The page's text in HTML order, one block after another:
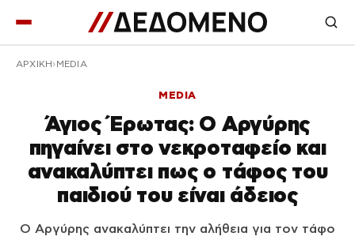
ΑΡΧΙΚΉ MEDIA
MEDIA
Άγιος Έρωτας: Ο Αργύρης
πηγαίνει στο νεκροταφείο και
ανακαλύπτει πως ο τάφος του
παιδιού του είναι άδειος
Ο Αργύρης ανακαλύπτει την αλήθεια για τον τάφο